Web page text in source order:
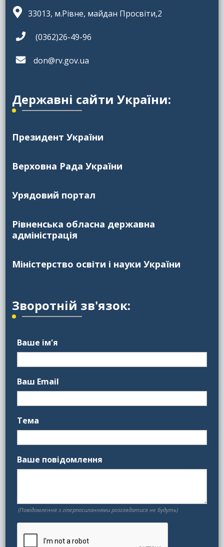
33013, м.Рівне, майдан Просвіти,2
(0362)26-49-96
don@rv.gov.ua
Державні сайти України:
Президент України
Верховна Рада України
Урядовий портал
Рівненська обласна державна
адміністрація
Міністерство освіти і науки України
Зворотній зв'язок:
Ваше ім'я
Ваш Email
Тема
Ваше повідомлення
(Повідомлення з гіперпосиланнями розглядатися не будуть)